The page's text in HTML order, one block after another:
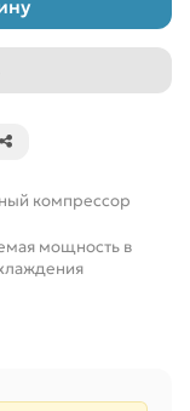
компрессор
мощность в